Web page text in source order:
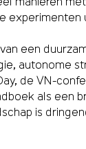
een
autonome
de VN-
als een
is